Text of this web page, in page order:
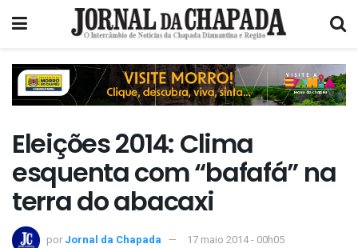
Eleições 2014: Clima
esquenta com “bafafá” na
terra do abacaxi
por Jornal da Chapada 17 maio 2014 - 00h05